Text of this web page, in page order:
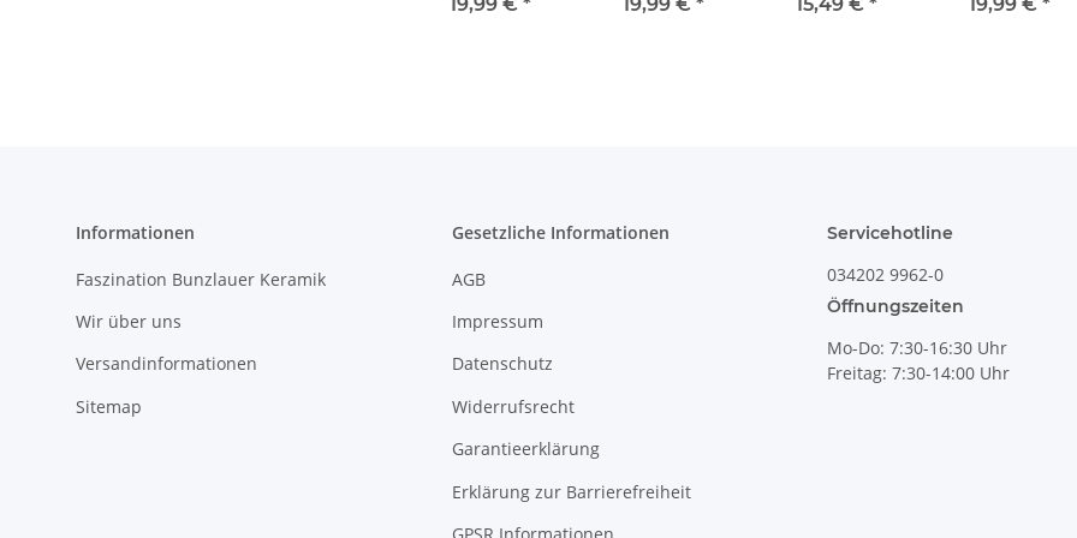
19,99 € * 19,99 € * 15,49 € * 19,99 € *
Informationen
Faszination Bunzlauer Keramik
Wir über uns
Versandinformationen
Sitemap
Gesetzliche Informationen
AGB
Impressum
Datenschutz
Widerrufsrecht
Garantieerklärung
Erklärung zur Barrierefreiheit
Servicehotline
034202 9962-0
Öffnungszeiten
Mo-Do: 7:30-16:30 Uhr
Freitag: 7:30-14:00 Uhr